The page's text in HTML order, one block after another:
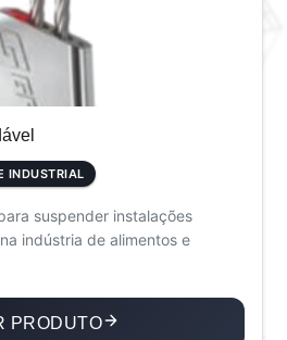
INDUSTRIAL
suspender instalações
indústria de alimentos e
PRODUTO